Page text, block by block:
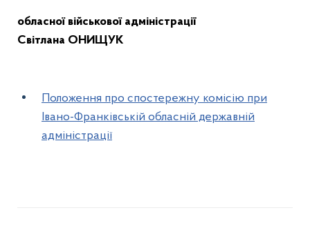
обласної військової адміністрації
Світлана ОНИЩУК
Положення про спостережну комісію при
Івано-Франківській обласній державній
адміністрації